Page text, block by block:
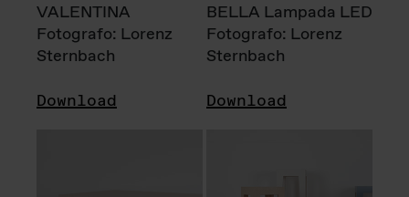
VALENTINA
Fotografo: Lorenz
Sternbach
Download
BELLA Lampada LED
Fotografo: Lorenz
Sternbach
Download